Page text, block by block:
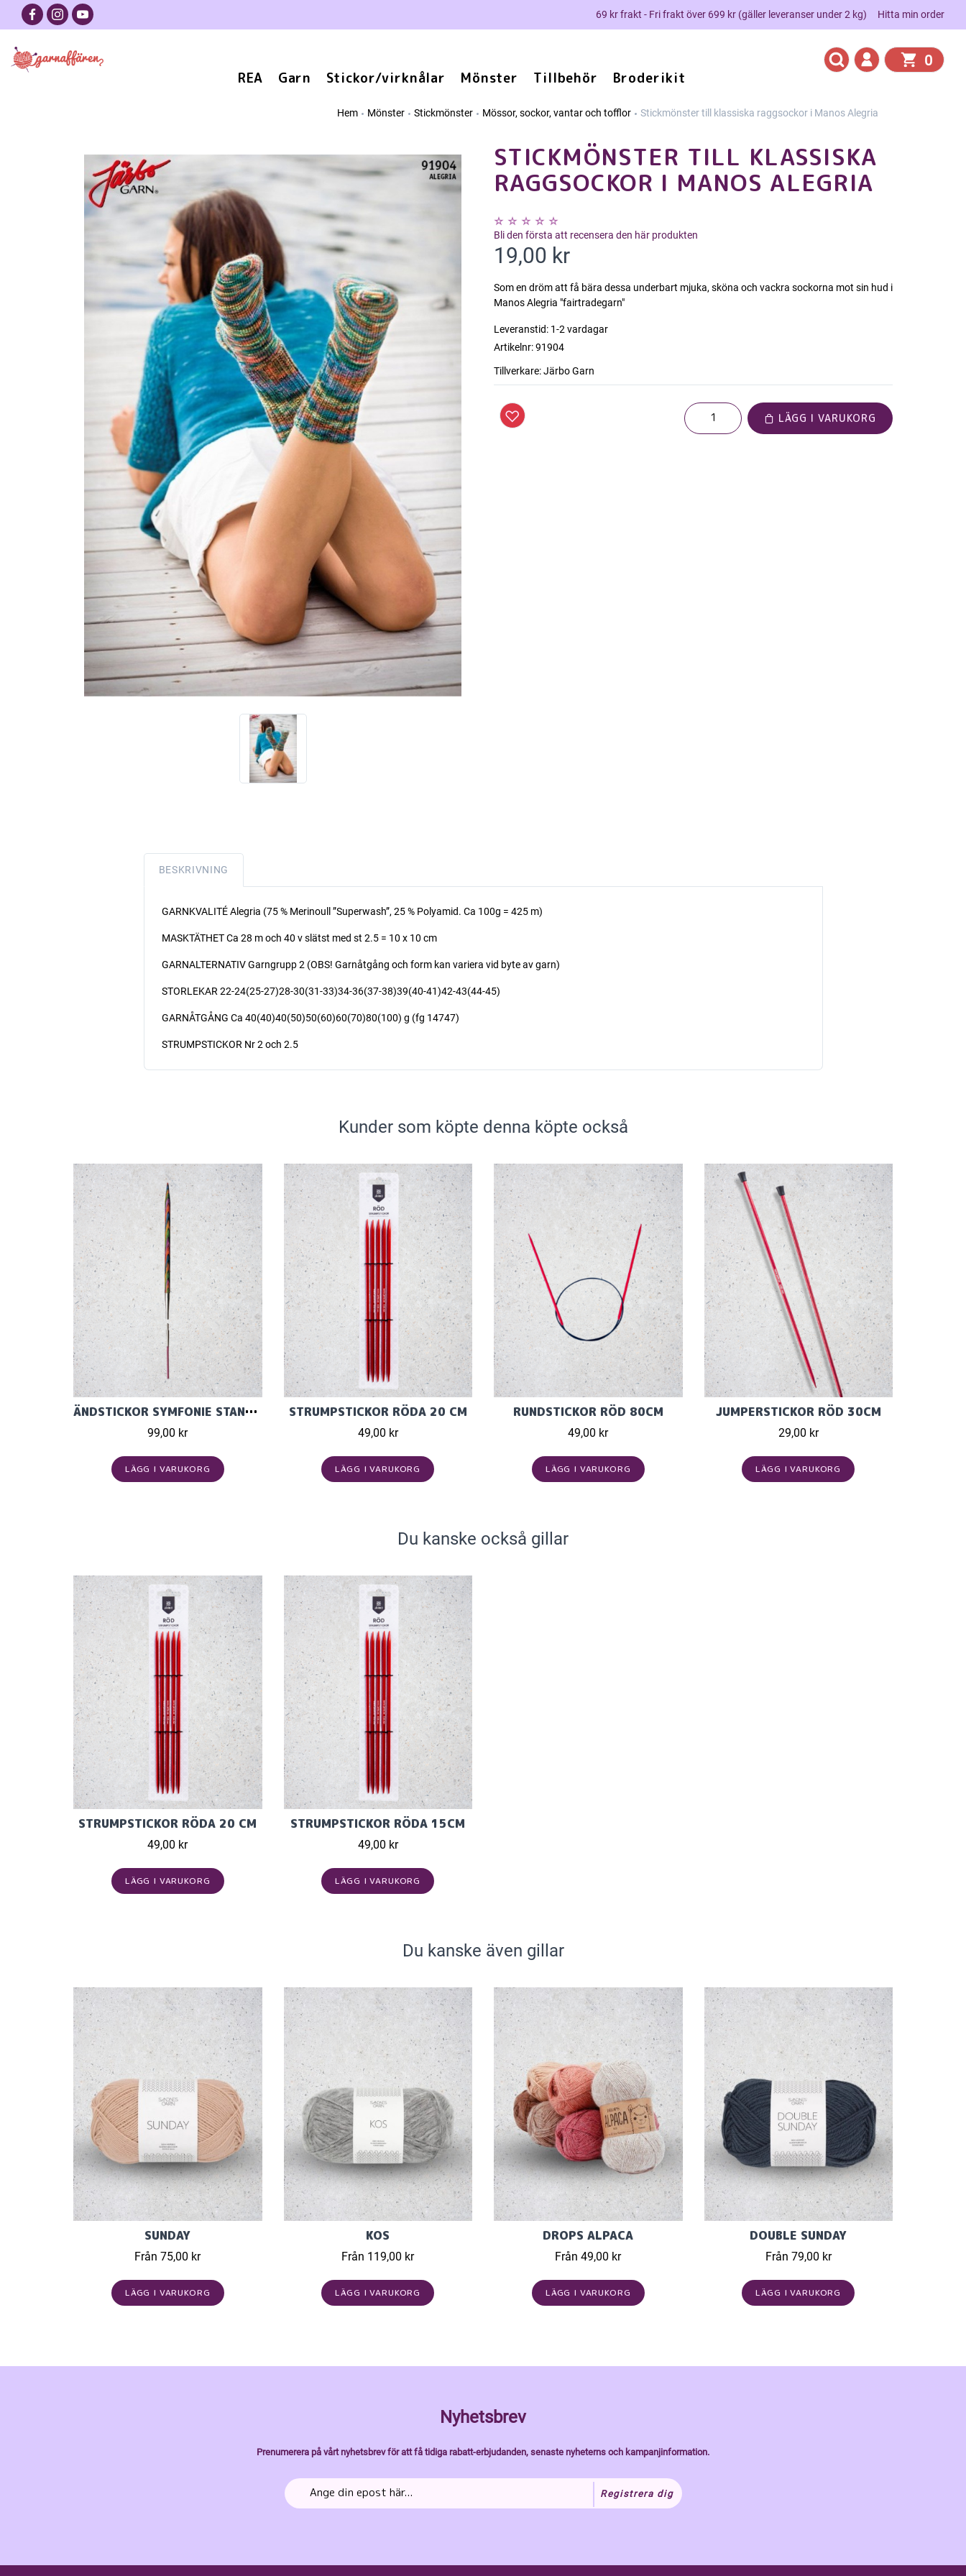
69 kr frakt - Fri frakt över 699 kr (gäller leveranser under 2 kg) Hitta min order
REA Garn Stickor/virknålar Mönster Tillbehör Broderikit
0
Hem Mönster Stickmönster Mössor, sockor, vantar och tofflor Stickmönster till klassiska raggsockor i Manos Alegria
STICKMÖNSTER TILL KLASSISKA
RAGGSOCKOR I MANOS ALEGRIA
Bli den första att recensera den här produkten
19,00 kr
Som en dröm att få bära dessa underbart mjuka, sköna och vackra sockorna mot sin hud i
Manos Alegria "fairtradegarn"
Leveranstid: 1-2 vardagar
Artikelnr:91904
Tillverkare:Järbo Garn
LÄGG I VARUKORG
BESKRIVNING
GARNKVALITÉ Alegria (75 % Merinoull ”Superwash”, 25 % Polyamid. Ca 100g = 425 m)
MASKTÄTHET Ca 28 m och 40 v slätst med st 2.5 = 10 x 10 cm
GARNALTERNATIV Garngrupp 2 (OBS! Garnåtgång och form kan variera vid byte av garn)
STORLEKAR 22-24(25-27)28-30(31-33)34-36(37-38)39(40-41)42-43(44-45)
GARNÅTGÅNG Ca 40(40)40(50)50(60)60(70)80(100) g (fg 14747)
STRUMPSTICKOR Nr 2 och 2.5
Kunder som köpte denna köpte också
ÄNDSTICKOR SYMFONIE STANDARD
99,00 kr
LÄGG I VARUKORG
STRUMPSTICKOR RÖDA 20 CM
49,00 kr
LÄGG I VARUKORG
RUNDSTICKOR RÖD 80CM
49,00 kr
LÄGG I VARUKORG
JUMPERSTICKOR RÖD 30CM
29,00 kr
LÄGG I VARUKORG
Du kanske också gillar
STRUMPSTICKOR RÖDA 20 CM
49,00 kr
LÄGG I VARUKORG
STRUMPSTICKOR RÖDA 15CM
49,00 kr
LÄGG I VARUKORG
Du kanske även gillar
SUNDAY
Från 75,00 kr
LÄGG I VARUKORG
KOS
Från 119,00 kr
LÄGG I VARUKORG
DROPS ALPACA
Från 49,00 kr
LÄGG I VARUKORG
DOUBLE SUNDAY
Från 79,00 kr
LÄGG I VARUKORG
Nyhetsbrev
Prenumerera på vårt nyhetsbrev för att få tidiga rabatt-erbjudanden, senaste nyheterns och kampanjinformation.
Registrera dig